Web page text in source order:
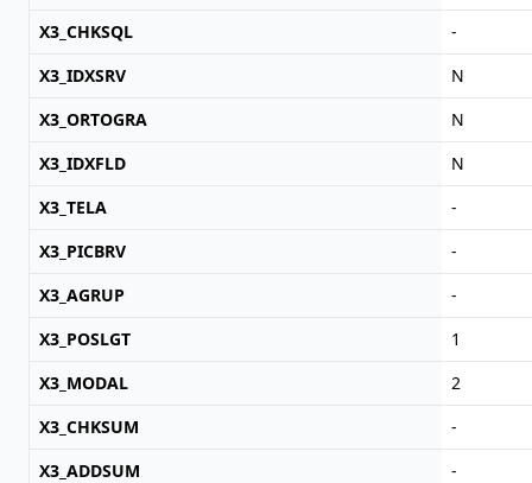
X3_CHKSQL
-
X3_IDXSRV
N
X3_ORTOGRA
N
X3_IDXFLD
N
X3_TELA
-
X3_PICBRV
-
X3_AGRUP
-
X3_POSLGT
1
X3_MODAL
2
X3_CHKSUM
-
X3_ADDSUM
-